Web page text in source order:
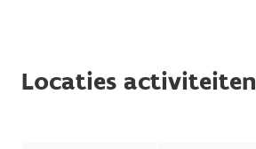
Locaties activiteiten